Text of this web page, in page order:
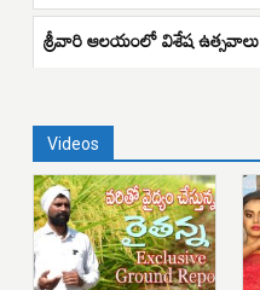
శ్రీవారి ఆలయంలో విశేష ఉత్సవాలు
Videos